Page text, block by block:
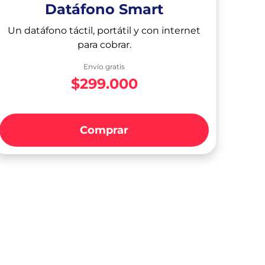
Datáfono Smart
Un datáfono táctil, portátil y con internet
para cobrar.
Envío gratis
$299.000
Comprar